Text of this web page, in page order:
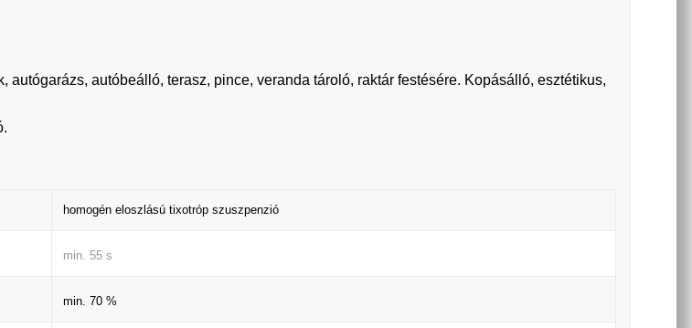
autógarázs, autóbeálló, terasz, pince, veranda tároló, raktár festésére. Kopásálló, esztétikus,
homogén eloszlású tixotróp szuszpenzió
min. 55 s
min. 70 %